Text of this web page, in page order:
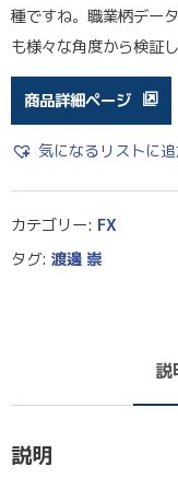
種ですね。職業柄デー
も様々な角度から検証
商品詳細ページ
気になるリストに
カテゴリー: FX
タグ: 渡邊 崇
説
説明